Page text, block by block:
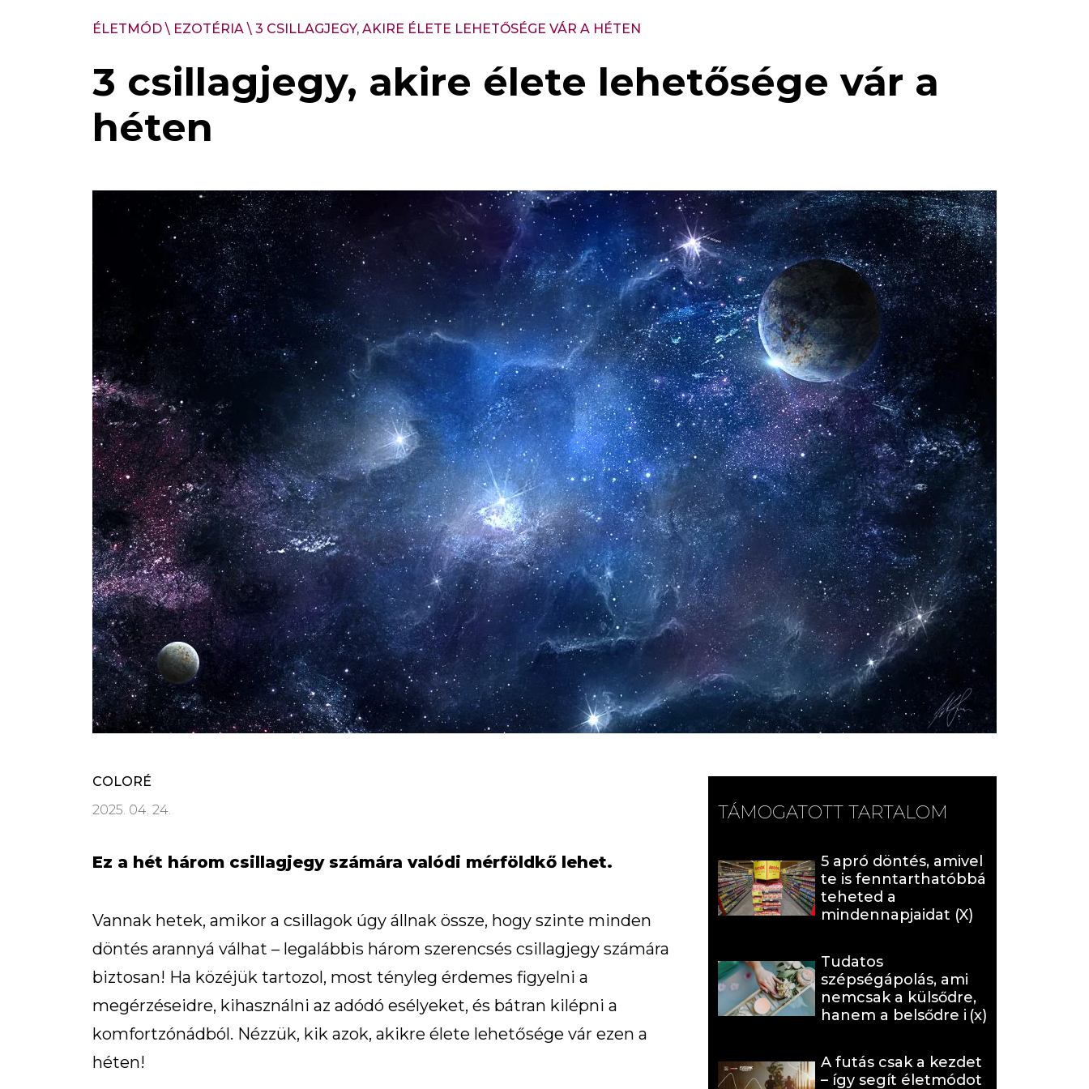
ÉLETMÓD\ EZOTÉRIA\ 3 CSILLAGJEGY, AKIRE ÉLETE LEHETŐSÉGE VÁR A HÉTEN
3 csillagjegy, akire élete lehetősége vár a
héten
COLORÉ
2025. 04. 24.
Ez a hét három csillagjegy számára valódi mérföldkő lehet.
Vannak hetek, amikor a csillagok úgy állnak össze, hogy szinte minden
döntés arannyá válhat – legalábbis három szerencsés csillagjegy számára
biztosan! Ha közéjük tartozol, most tényleg érdemes figyelni a
megérzéseidre, kihasználni az adódó esélyeket, és bátran kilépni a
komfortzónádból. Nézzük, kik azok, akikre élete lehetősége vár ezen a
héten!
TÁMOGATOTT TARTALOM
5 apró döntés, amivel
te is fenntarthatóbbá
teheted a
mindennapjaidat (X)
Tudatos
szépségápolás, ami
nemcsak a külsődre,
hanem a belsődre is
A futás csak a kezdet
– így segít életmódot